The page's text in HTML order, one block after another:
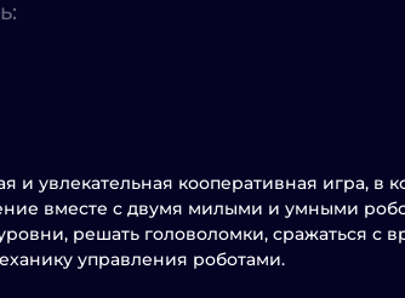
и увлекательная кооперативная игра, в
вместе с двумя милыми и умными
решать головоломки, сражаться с
управления роботами.